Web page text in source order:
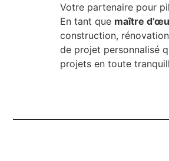
Votre partenaire pour
En tant que maître
construction,
de projet personnalisé
projets en toute